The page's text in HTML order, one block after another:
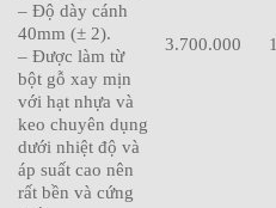
– Độ dày cánh
40mm (± 2).
– Được làm từ
bột gỗ xay mịn
với hạt nhựa và
keo chuyên dụng
dưới nhiệt độ và
áp suất cao nên
rất bền và cứng
3.700.000 1